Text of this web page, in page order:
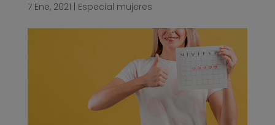
7 Ene, 2021 Especial mujeres